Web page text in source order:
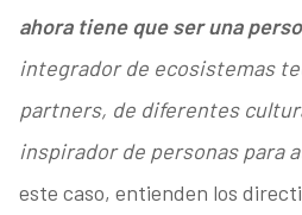
ahora tiene que ser una
integrador de ecosistemas
partners, de diferentes
inspirador de personas para
este caso, entienden los